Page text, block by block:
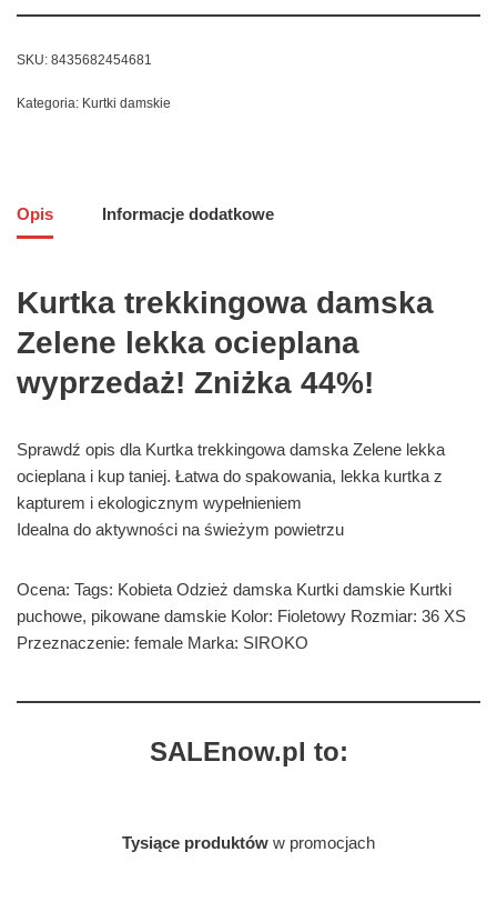
SKU: 8435682454681
Kategoria: Kurtki damskie
Opis Informacje dodatkowe
Kurtka trekkingowa damska
Zelene lekka ocieplana
wyprzedaż! Zniżka 44%!
Sprawdź opis dla Kurtka trekkingowa damska Zelene lekka
ocieplana i kup taniej. Łatwa do spakowania, lekka kurtka z
kapturem i ekologicznym wypełnieniem
Idealna do aktywności na świeżym powietrzu
Ocena: Tags: Kobieta Odzież damska Kurtki damskie Kurtki
puchowe, pikowane damskie Kolor: Fioletowy Rozmiar: 36 XS
Przeznaczenie: female Marka: SIROKO
SALEnow.pl to:
Tysiące produktów w promocjach